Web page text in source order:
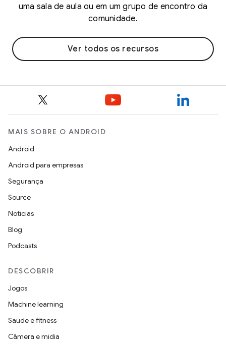
uma sala de aula ou em um grupo de encontro da
comunidade.
Ver todos os recursos
MAIS SOBRE O ANDROID
Android
Android para empresas
Segurança
Source
Notícias
Blog
Podcasts
DESCOBRIR
Jogos
Machine learning
Saúde e fitness
Câmera e mídia